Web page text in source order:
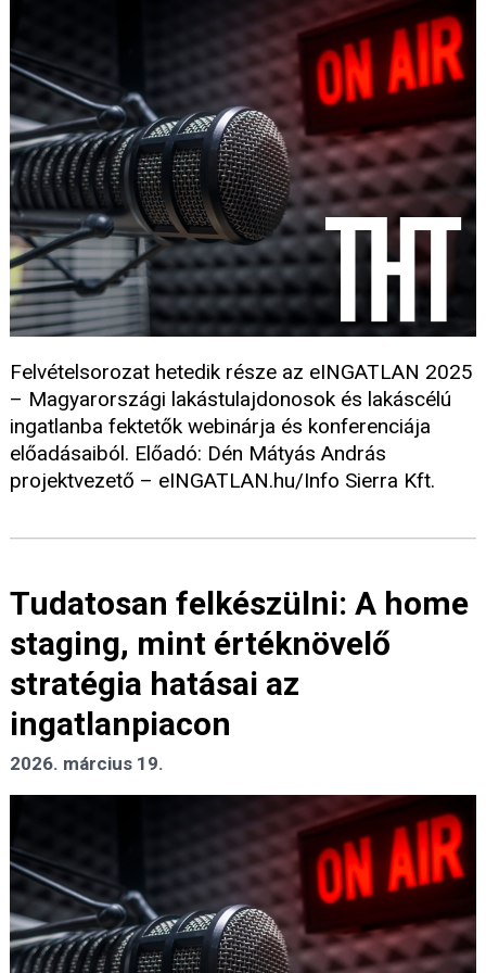
Felvételsorozat hetedik része az eINGATLAN 2025
– Magyarországi lakástulajdonosok és lakáscélú
ingatlanba fektetők webinárja és konferenciája
előadásaiból. Előadó: Dén Mátyás András
projektvezető – eINGATLAN.hu/Info Sierra Kft.
Tudatosan felkészülni: A home
staging, mint értéknövelő
stratégia hatásai az
ingatlanpiacon
2026. március 19.